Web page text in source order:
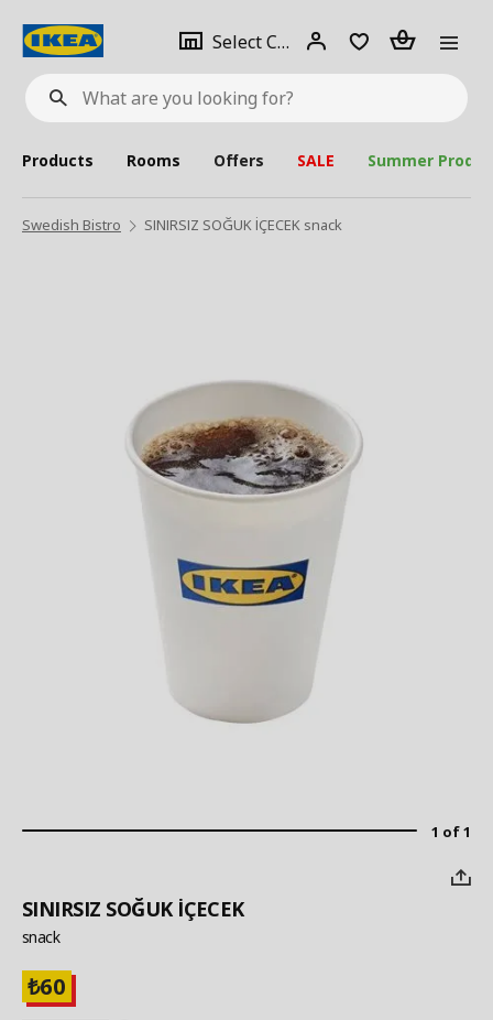
What
are
looking
for?
Select City Select
city
Login Piece(s)
Products Rooms Offers SALE Summer
Swedish Bistro SINIRSIZ SOĞUK İÇECEK snack
1 of 1
SINIRSIZ SOĞUK İÇECEK
snack
₺60